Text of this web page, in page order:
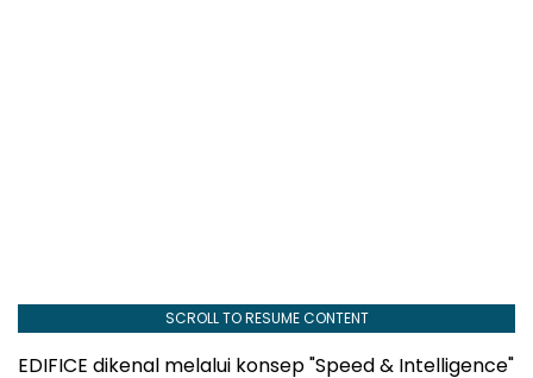
SCROLL TO RESUME CONTENT
EDIFICE dikenal melalui konsep "Speed & Intelligence"